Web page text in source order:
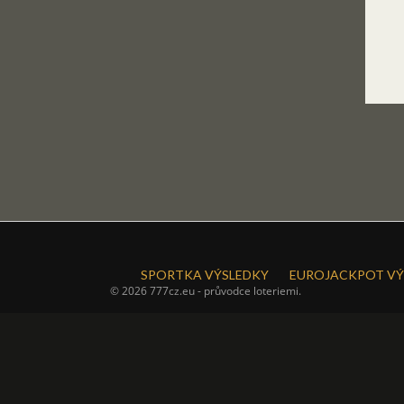
SPORTKA VÝSLEDKY EUROJACKPOT
© 2026 777cz.eu - průvodce loteriemi.